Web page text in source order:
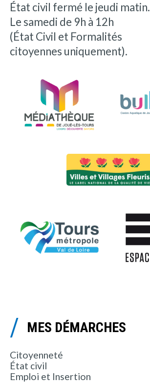
État civil fermé le jeudi matin.
Le samedi de 9h à 12h
(État Civil et Formalités
citoyennes uniquement).
MES DÉMARCHES
Citoyenneté
État civil
Emploi et Insertion